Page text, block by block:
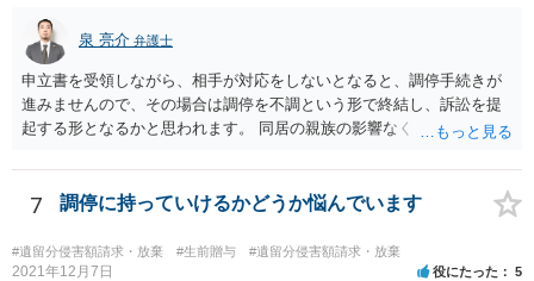
議の内容を前提とした主張をすることが最も有利ですが，ＡＢの相続
人は応じない姿勢を示していることから，実現は困難だと思います。
主張としては維持しつつも，現実的な解決方法（遺産分割協議の落と
しどころ）としては，譲歩することを甘受しなければならないかもし
れません。
泉 亮介 弁護士
申立書を受領しながら、相手が対応をしないとなると、調停手続きが
進みませんので、その場合は調停を不調という形で終結し、訴訟を提
起する形となるかと思われます。 同居の親族の影響なく、というのは
め、後からひっくり返すということは難しくなってくるかと思われま
す。 公開相談の場でのご相談については、どうしても限界が出てしま
7 調停に持っていけるかどうか悩んでいます
#遺留分侵害額請求・放棄 #生前贈与 #遺留分侵害額請求・放棄
2021年12月7日 役にたった 5